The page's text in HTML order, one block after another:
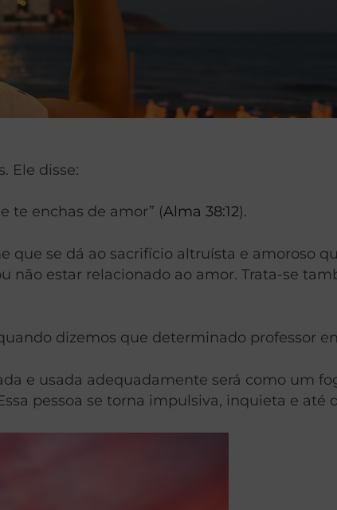
Ele disse:
te enchas de amor” (Alma 38:12).
se dá ao sacrifício altruísta e amoroso
não estar relacionado ao amor. Trata-se
dizemos que determinado professor
e usada adequadamente será como um
pessoa se torna impulsiva, inquieta e até